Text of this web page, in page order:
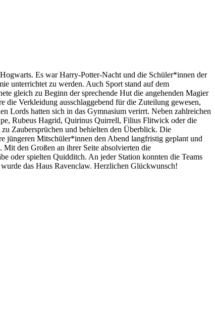
Es war Harry-Potter-Nacht und die Schüler*innen der
unterrichtet zu werden. Auch Sport stand auf dem
gleich zu Beginn der sprechende Hut die angehenden Magier
Verkleidung ausschlaggebend für die Zuteilung gewesen,
Lords hatten sich in das Gymnasium verirrt. Neben zahlreichen
Rubeus Hagrid, Quirinus Quirrell, Filius Flitwick oder die
Zaubersprüchen und behielten den Überblick. Die
jüngeren Mitschüler*innen den Abend langfristig geplant und
den Großen an ihrer Seite absolvierten die
oder spielten Quidditch. An jeder Station konnten die Teams
das Haus Ravenclaw. Herzlichen Glückwunsch!